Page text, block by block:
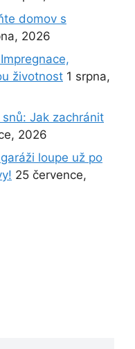
domov s
2026
životnost 1 srpna,
Jak zachránit
2026
loupe už po
25 července,